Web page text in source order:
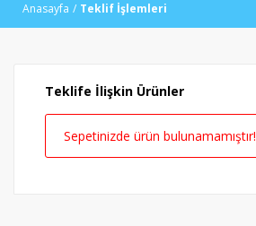
Anasayfa Teklif İşlemleri
Teklife İlişkin Ürünler
Sepetinizde ürün bulunamamıştır!